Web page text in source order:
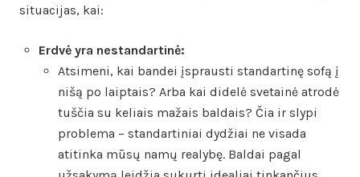
situacijas, kai:
Erdvė yra nestandartinė:
Atsimeni, kai bandei įsprausti standartinę sofą į
nišą po laiptais? Arba kai didelė svetainė atrodė
tuščia su keliais mažais baldais? Čia ir slypi
problema – standartiniai dydžiai ne visada
atitinka mūsų namų realybę. Baldai pagal